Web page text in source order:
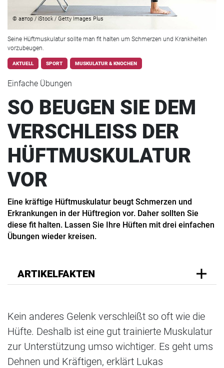
© автор / iStock / Getty Images Plus
Seine Hüftmuskulatur sollte man fit halten um Schmerzen und Krankheiten
vorzubeugen.
AKTUELL SPORT MUSKULATUR & KNOCHEN
Einfache Übungen
SO BEUGEN SIE DEM
VERSCHLEISS DER
HÜFTMUSKULATUR
VOR
Eine kräftige Hüftmuskulatur beugt Schmerzen und
Erkrankungen in der Hüftregion vor. Daher sollten Sie
diese fit halten. Lassen Sie Ihre Hüften mit drei einfachen
Übungen wieder kreisen.
ARTIKELFAKTEN
Kein anderes Gelenk verschleißt so oft wie die
Hüfte. Deshalb ist eine gut trainierte Muskulatur
zur Unterstützung umso wichtiger. Es geht ums
Dehnen und Kräftigen, erklärt Lukas